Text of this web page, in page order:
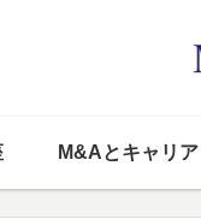
M&Aとキャリア